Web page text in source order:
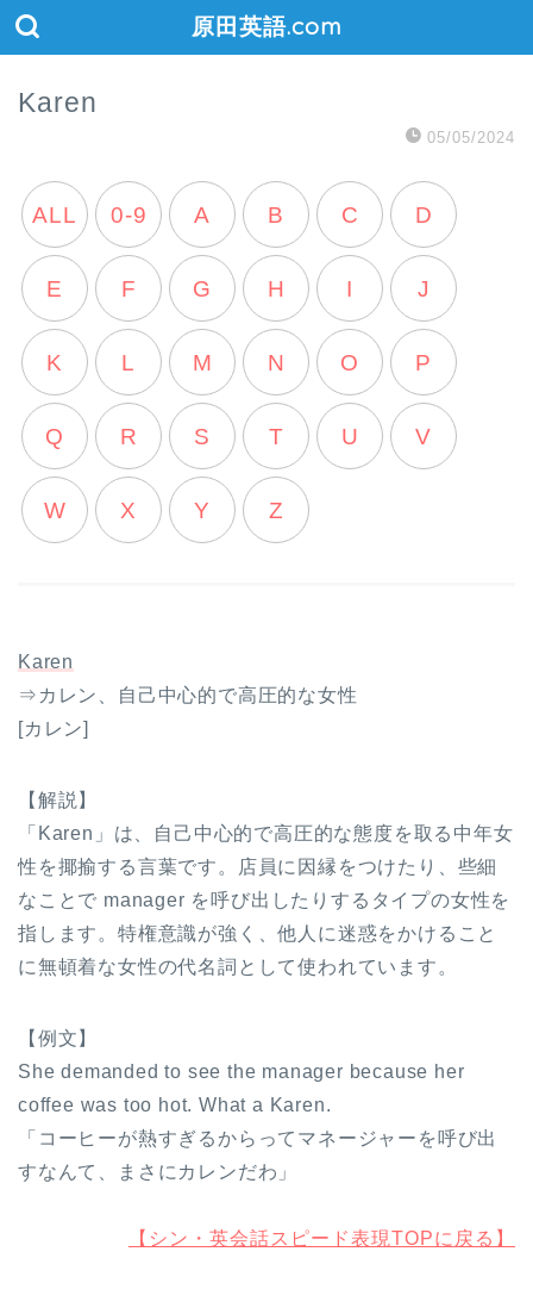
原田英語.com
Karen
05/05/2024
ALL 0-9 A B C D
E F G H I J
K L M N O P
Q R S T U V
W X Y Z
Karen
⇒カレン、自己中心的で高圧的な女性
[カレン]
【解説】
「Karen」は、自己中心的で高圧的な態度を取る中年女
性を揶揄する言葉です。店員に因縁をつけたり、些細
なことで manager を呼び出したりするタイプの女性を
指します。特権意識が強く、他人に迷惑をかけること
に無頓着な女性の代名詞として使われています。
【例文】
She demanded to see the manager because her
coffee was too hot. What a Karen.
「コーヒーが熱すぎるからってマネージャーを呼び出
すなんて、まさにカレンだわ」
【シン・英会話スピード表現TOPに戻る】